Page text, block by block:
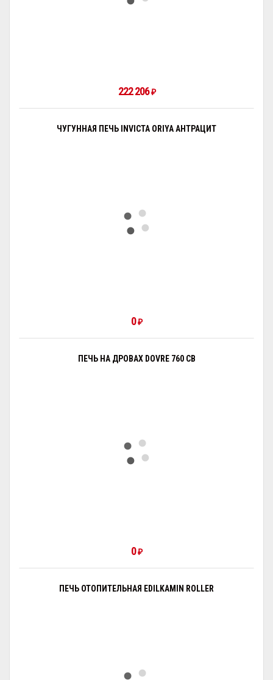
222 206₽
ЧУГУННАЯ ПЕЧЬ INVICTA ORIYA АНТРАЦИТ
0₽
ПЕЧЬ НА ДРОВАХ DOVRE 760 CB
0₽
ПЕЧЬ ОТОПИТЕЛЬНАЯ EDILKAMIN ROLLER